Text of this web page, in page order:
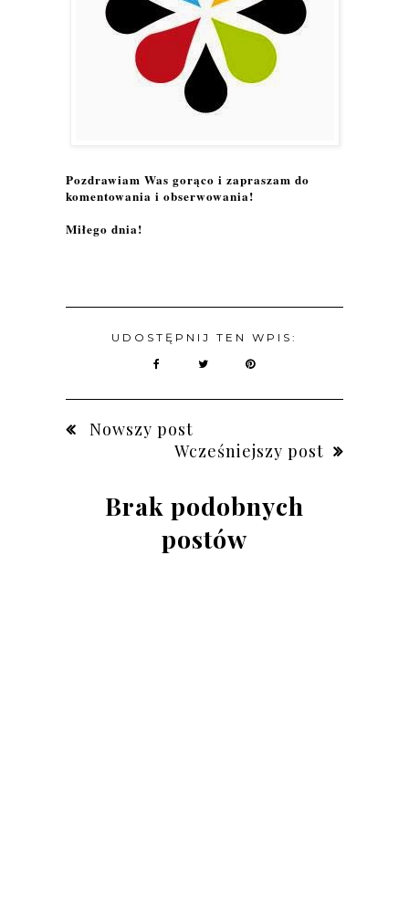
Pozdrawiam Was gorąco i zapraszam do
komentowania i obserwowania!
Miłego dnia!
UDOSTĘPNIJ TEN WPIS:
Nowszy post
Wcześniejszy post
Brak podobnych
postów